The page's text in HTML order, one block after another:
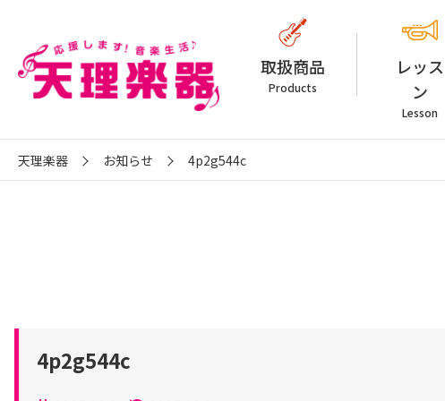
取扱商品
Products
レッス
ン
Lesson
天理楽器 お知らせ 4p2g544c
4p2g544c